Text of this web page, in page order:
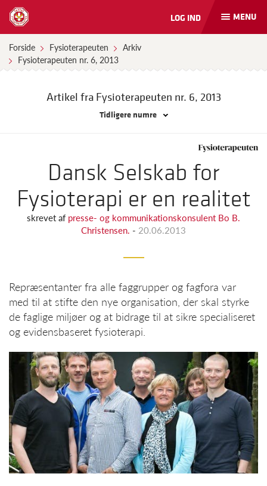
Åbn
og
MENU
LOG IND
Forside Fysioterapeuten
Arkiv
Fysioterapeuten nr. 6, 2013
Artikel fra Fysioterapeuten nr. 6, 2013
Tidligere numre
Dansk Selskab for
Fysioterapi er en realitet
skrevet af presse- og kommunikationskonsulent Bo B.
Christensen. - 20.06.2013
Repræsentanter fra alle faggrupper og fagfora var
med til at stifte den nye organisation, der skal styrke
de faglige miljøer og at bidrage til at sikre specialiseret
og evidensbaseret fysioterapi.